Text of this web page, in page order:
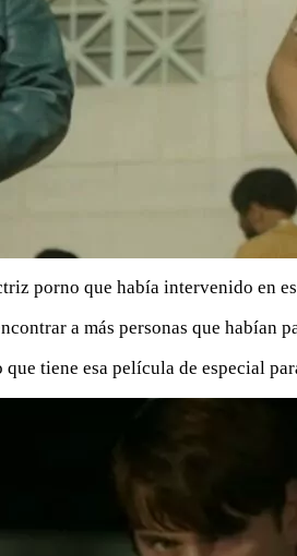
porno que había intervenido en
a más personas que habían
tiene esa película de especial